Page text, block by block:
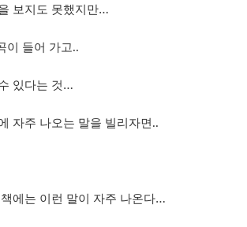
보지도 못했지만…
이 들어 가고..
있다는 것…
자주 나오는 말을 빌리자면..
에는 이런 말이 자주 나온다…